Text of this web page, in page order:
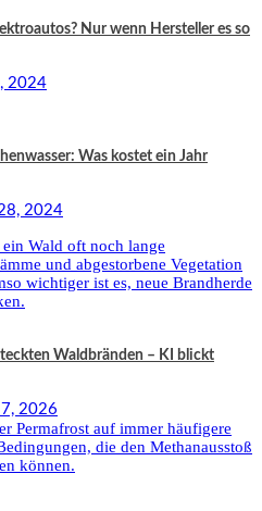
Nur wenn Hersteller es so
2024
Was kostet ein Jahr
2024
Waldbränden – KI blickt
2026